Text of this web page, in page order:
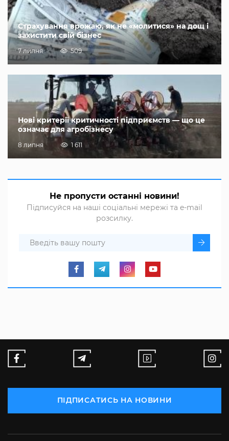
Страхування врожаю, як не «молитися» на дощ і
захистити свій бізнес
7 липня 509
Нові критерії критичності підприємств — що це
означає для агробізнесу
8 липня 1 611
Не пропусти останні новини!
Підписуйся на наші соціальні мережі та e-mail
розсилку.
ПІДПИСАТИСЬ НА НОВИНИ